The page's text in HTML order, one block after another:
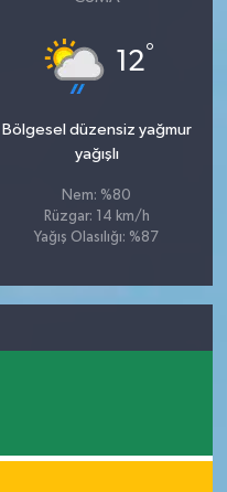
12°
Bölgesel düzensiz yağmur
yağışlı
Nem: %80
Rüzgar: 14 km/h
Yağış Olasılığı: %87